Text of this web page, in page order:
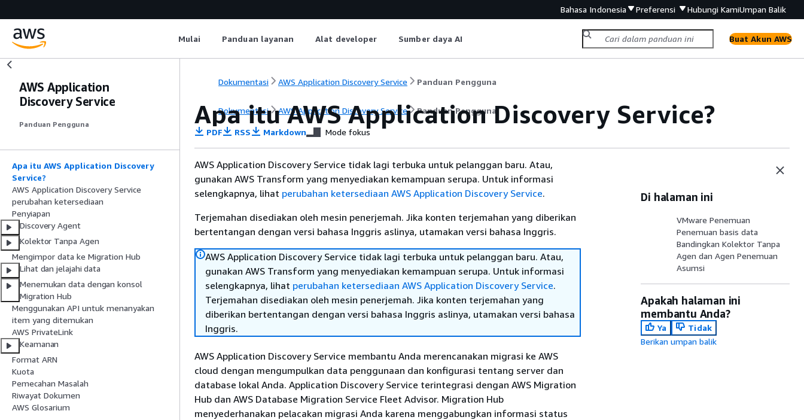
Bahasa Indonesia Preferensi Hubungi KamiUmpan Balik
Mulai Panduan layanan Alat developer Sumber daya AI Buat Akun AWS
AWS Application
Discovery Service
Panduan Pengguna
Apa itu AWS Application Discovery
Service?
AWS Application Discovery Service
perubahan ketersediaan
Penyiapan
Discovery Agent
Kolektor Tanpa Agen
Mengimpor data ke Migration Hub
Lihat dan jelajahi data
Menemukan data dengan konsol
Migration Hub
Menggunakan API untuk menanyakan
item yang ditemukan
AWS PrivateLink
Keamanan
Format ARN
Kuota
Pemecahan Masalah
Riwayat Dokumen
AWS Glosarium
Dokumentasi AWS Application Discovery Service Panduan Pengguna
Dokumentasi AWS Application Discovery Service Panduan Pengguna
Apa itu AWS Application Discovery Service?
PDF RSS Markdown Mode fokus
AWS Application Discovery Service tidak lagi terbuka untuk pelanggan baru. Atau,
gunakan AWS Transform yang menyediakan kemampuan serupa. Untuk informasi
selengkapnya, lihat perubahan ketersediaan AWS Application Discovery Service.
Terjemahan disediakan oleh mesin penerjemah. Jika konten terjemahan yang diberikan
bertentangan dengan versi bahasa Inggris aslinya, utamakan versi bahasa Inggris.
AWS Application Discovery Service tidak lagi terbuka untuk pelanggan baru. Atau,
gunakan AWS Transform yang menyediakan kemampuan serupa. Untuk informasi
selengkapnya, lihat perubahan ketersediaan AWS Application Discovery Service.
Terjemahan disediakan oleh mesin penerjemah. Jika konten terjemahan yang
diberikan bertentangan dengan versi bahasa Inggris aslinya, utamakan versi bahasa
Inggris.
AWS Application Discovery Service membantu Anda merencanakan migrasi ke AWS
cloud dengan mengumpulkan data penggunaan dan konfigurasi tentang server dan
database lokal Anda. Application Discovery Service terintegrasi dengan AWS Migration
Hub dan AWS Database Migration Service Fleet Advisor. Migration Hub
menyederhanakan pelacakan migrasi Anda karena menggabungkan informasi status
Di halaman ini
VMware Penemuan
Penemuan basis data
Bandingkan Kolektor Tanpa
Agen dan Agen Penemuan
Asumsi
Apakah halaman ini
membantu Anda?
Ya
Tidak
Berikan umpan balik